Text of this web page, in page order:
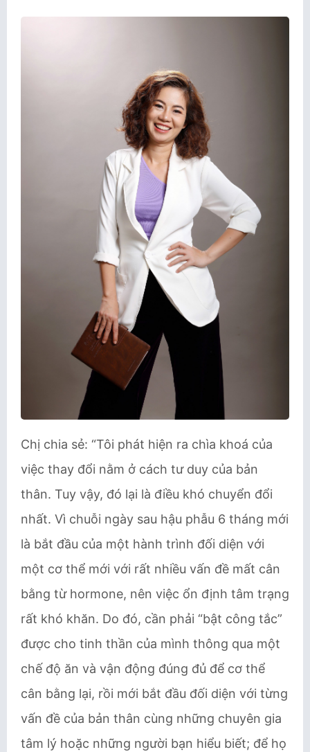
Chị chia sẻ: “Tôi phát hiện ra chìa khoá của
việc thay đổi nằm ở cách tư duy của bản
thân. Tuy vậy, đó lại là điều khó chuyển đổi
nhất. Vì chuỗi ngày sau hậu phẫu 6 tháng mới
là bắt đầu của một hành trình đối diện với
một cơ thể mới với rất nhiều vấn đề mất cân
bằng từ hormone, nên việc ổn định tâm trạng
rất khó khăn. Do đó, cần phải “bật công tắc”
được cho tinh thần của mình thông qua một
chế độ ăn và vận động đúng đủ để cơ thể
cân bằng lại, rồi mới bắt đầu đối diện với từng
vấn đề của bản thân cùng những chuyên gia
tâm lý hoặc những người bạn hiểu biết; để họ